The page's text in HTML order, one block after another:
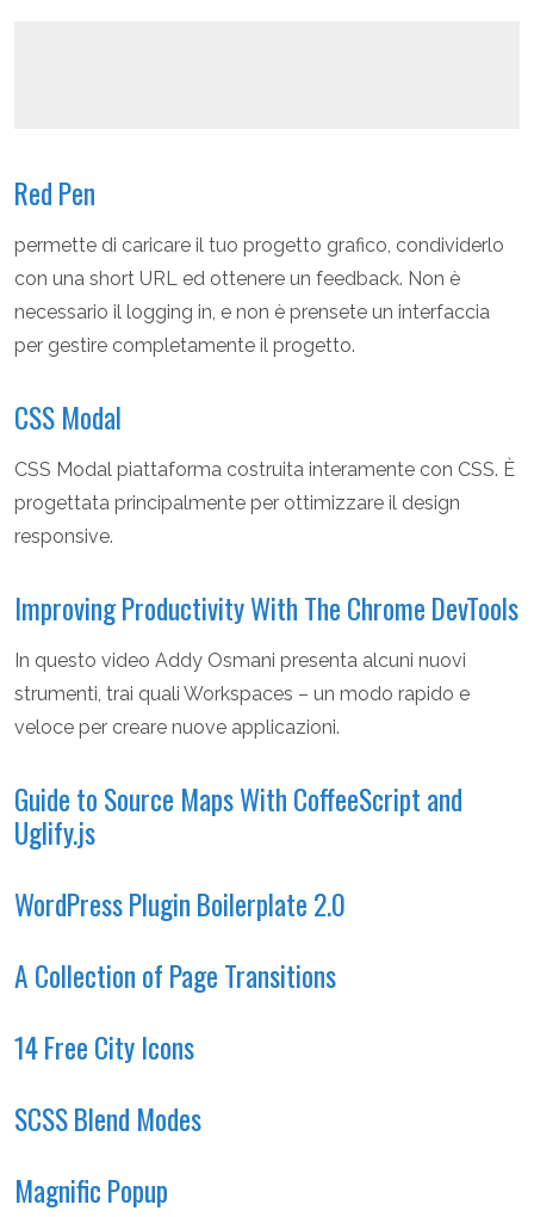
Red Pen
permette di caricare il tuo progetto grafico, condividerlo
con una short URL ed ottenere un feedback. Non è
necessario il logging in, e non è prensete un interfaccia
per gestire completamente il progetto.
CSS Modal
CSS Modal piattaforma costruita interamente con CSS. È
progettata principalmente per ottimizzare il design
responsive.
Improving Productivity With The Chrome DevTools
In questo video Addy Osmani presenta alcuni nuovi
strumenti, trai quali Workspaces – un modo rapido e
veloce per creare nuove applicazioni.
Guide to Source Maps With CoffeeScript and
Uglify.js
WordPress Plugin Boilerplate 2.0
A Collection of Page Transitions
14 Free City Icons
SCSS Blend Modes
Magnific Popup